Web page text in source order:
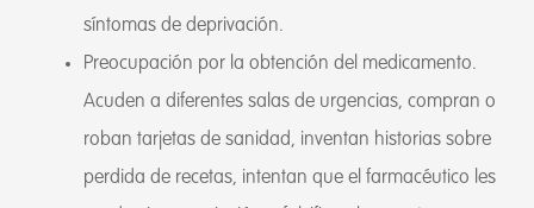
síntomas de deprivación.
Preocupación por la obtención del medicamento.
Acuden a diferentes salas de urgencias, compran o
roban tarjetas de sanidad, inventan historias sobre
perdida de recetas, intentan que el farmacéutico les